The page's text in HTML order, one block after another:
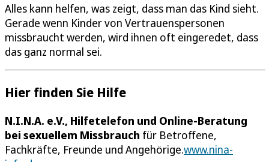
Alles kann helfen, was zeigt, dass man das Kind sieht.
Gerade wenn Kinder von Vertrauenspersonen
missbraucht werden, wird ihnen oft eingeredet, dass
das ganz normal sei.
Hier finden Sie Hilfe
N.I.N.A. e.V., Hilfetelefon und Online-Beratung
bei sexuellem Missbrauch für Betroffene,
Fachkräfte, Freunde und Angehörige.www.nina-